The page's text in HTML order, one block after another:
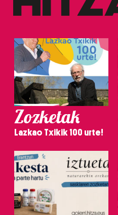
Zozketak
Lazkao Txikik 100 urte!